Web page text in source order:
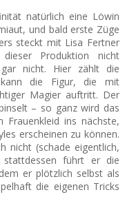
natürlich eine Löwin
und bald erste Züge
steckt mit Lisa Fertner
Produktion nicht
nicht. Hier zählt die
kann die Figur, die mit
Magier auftritt. Der
– so ganz wird das
ins nächste,
erscheinen zu können.
nicht (schade eigentlich,
führt er die
er plötzlich selbst als
die eigenen Tricks